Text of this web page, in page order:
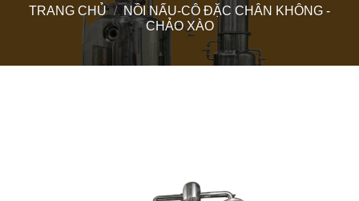
TRANG CHỦ /
NỒI NẤU-CÔ ĐẶC CHÂN KHÔNG -
CHẢO XÀO